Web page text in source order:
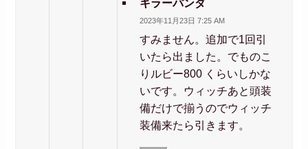
キラーパンダ
2023年11月23日 7:25 AM
すみません。追加で1回引
いたら出ました。でものこ
りルビー800 くらいしかな
いです。ウィッチあと頭装
備だけで揃うのでウィッチ
装備来たら引きます。